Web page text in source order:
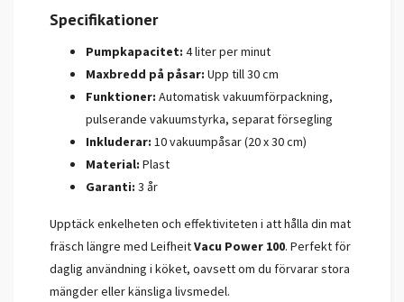
Specifikationer
Pumpkapacitet: 4 liter per minut
Maxbredd på påsar: Upp till 30 cm
Funktioner: Automatisk vakuumförpackning,
pulserande vakuumstyrka, separat försegling
Inkluderar: 10 vakuumpåsar (20 x 30 cm)
Material: Plast
Garanti: 3 år
Upptäck enkelheten och effektiviteten i att hålla din mat
fräsch längre med LeifheitVacu Power 100. Perfekt för
daglig användning i köket, oavsett om du förvarar stora
mängder eller känsliga livsmedel.